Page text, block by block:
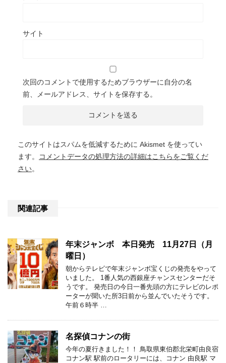
サイト
次回のコメントで使用するためブラウザーに自分の名
前、メールアドレス、サイトを保存する。
このサイトはスパムを低減するために Akismet を使ってい
ます。
コメントデータの処理方法の詳細はこちらをご覧くだ
さい。
関連記事
年末ジャンボ 本日発売 11月27日（月
曜日）
朝からテレビで年末ジャンボ宝くじの発売をやって
いました。 1番人気の西銀座チャンスセンターだそ
うです。 発売日の今日一番先頭の方にテレビのレポ
ーターが聞いた所3日前から並んでいたそうです。
午前６時半 …
名探偵コナンの街
今年の夏行きました！！ 鳥取県東伯郡北栄町由良宿
コナン駅 駅前のロータリーには、コナン 由良駅 マ